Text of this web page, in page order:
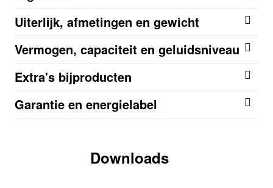
Uiterlijk, afmetingen en gewicht
Vermogen, capaciteit en geluidsniveau
Extra's bijproducten
Garantie en energielabel
Downloads